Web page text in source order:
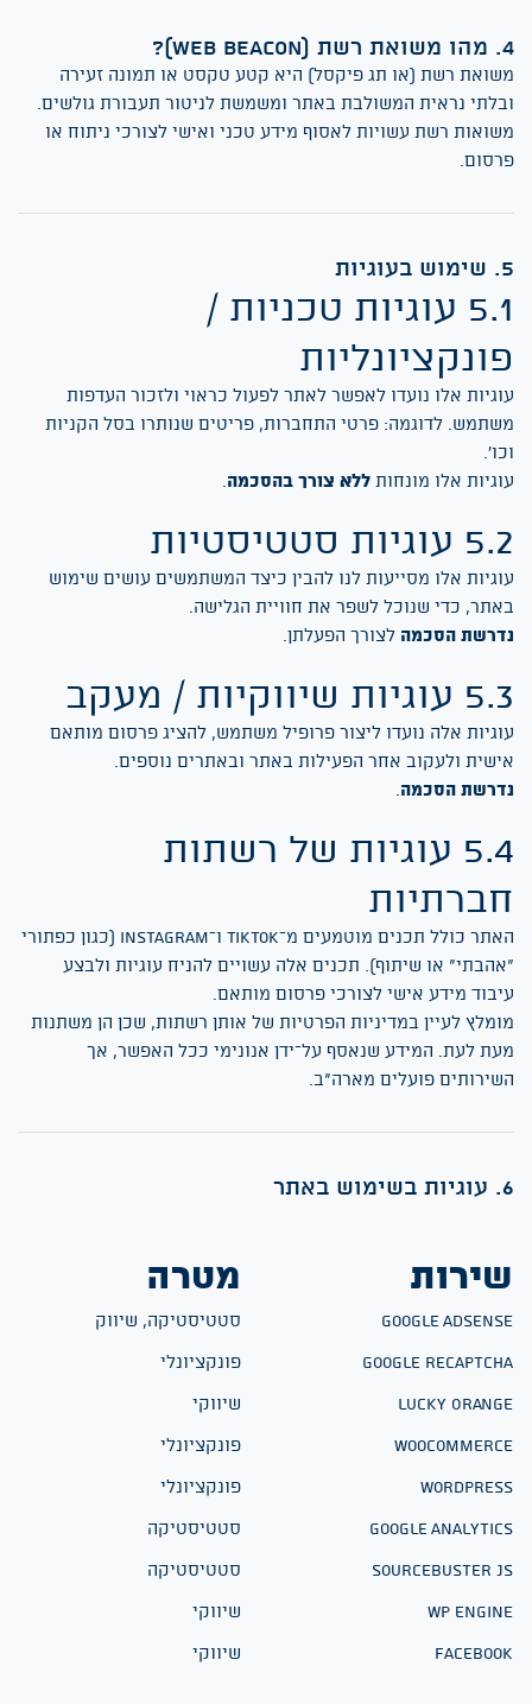
רשת (או תג פיקסל) היא קטע טקסט או תמונה זעירה
נראית המשולבת באתר ומשמשת לניטור תעבורת גולשים.
רשת עשויות לאסוף מידע טכני ואישי לצורכי ניתוח או
5.1 עוגיות טכניות /
אלו נועדו לאפשר לאתר לפעול כראוי ולזכור העדפות
לדוגמה: פרטי התחברות, פריטים שנותרו בסל הקניות
אלו מונחותללא צורך בהסכמה.
סטטיסטיות
אלו מסייעות לנו להבין כיצד המשתמשים עושים שימוש
כדי שנוכל לשפר את חוויית הגלישה.
הסכמהלצורך הפעלתן.
שיווקיות / מעקב
אלה נועדו ליצור פרופיל משתמש, להציג פרסום מותאם
ולעקוב אחר הפעילות באתר ובאתרים נוספים.
הסכמה.
5.4 עוגיות של רשתות
האתר כולל תכנים מוטמעים מ־TikTok ו־Instagram (כגון כפתורי
או שיתוף). תכנים אלה עשויים להניח עוגיות ולבצע
מידע אישי לצורכי פרסום מותאם.
לעיין במדיניות הפרטיות של אותן רשתות, שכן הן משתנות
לעת. המידע שנאסף על־ידן אנונימי ככל האפשר, אך
פועלים מארה"ב.
מטרה
Google סטטיסטיקה, שיווק
Google פונקציונלי
Lucky שיווקי
פונקציונלי
פונקציונלי
Google סטטיסטיקה
Sourcebuster סטטיסטיקה
WP שיווקי
שיווקי